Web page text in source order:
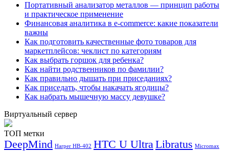
Портативный анализатор металлов — принцип работы
и практическое применение
Финансовая аналитика в e-commerce: какие показатели
важны
Как подготовить качественные фото товаров для
маркетплейсов: чеклист по категориям
Как выбрать горшок для ребенка?
Как найти родственников по фамилии?
Как правильно дышать при приседаниях?
Как приседать, чтобы накачать ягодицы?
Как набрать мышечную массу девушке?
Виртуальный сервер
ТОП метки
DeepMind Harper HB-402 HTC U UltraLibratus Micromax